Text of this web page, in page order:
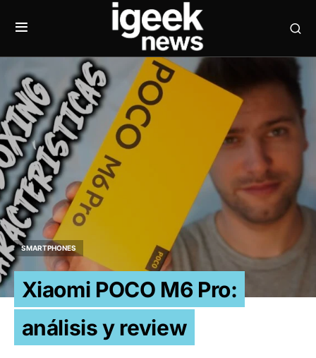
SMARTPHONES
Xiaomi POCO M6 Pro:
análisis y review